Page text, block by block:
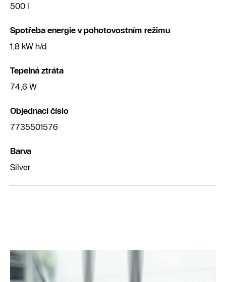
500 l
Spotřeba energie v pohotovostním režimu
1,8 kW h/d
Tepelná ztráta
74,6 W
Objednací číslo
7735501576
Barva
Silver